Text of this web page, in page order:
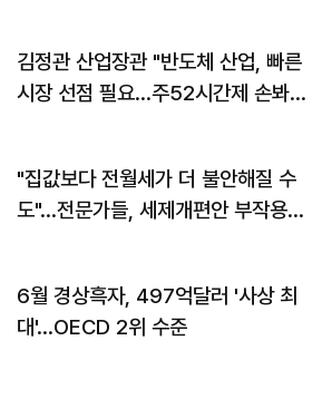
김정관 산업장관 "반도체 산업, 빠른
시장 선점 필요…주52시간제 손봐
"집값보다 전월세가 더 불안해질 수
도"…전문가들, 세제개편안 부작용
6월 경상흑자, 497억달러 '사상 최
대'…OECD 2위 수준